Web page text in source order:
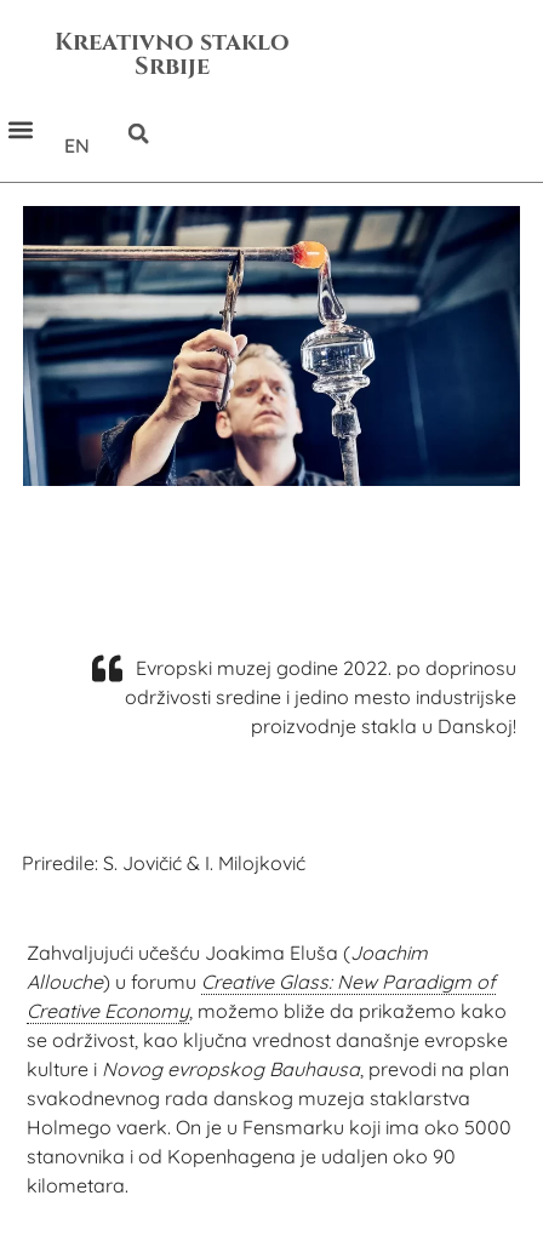
Kreativno staklo
Srbije
EN
Evropski muzej godine 2022. po doprinosu
održivosti sredine i jedino mesto industrijske
proizvodnje stakla u Danskoj!
Priredile: S. Jovičić & I. Milojković
Zahvaljujući učešću Joakima Eluša (Joachim
Allouche) u forumu Creative Glass: New Paradigm of
Creative Economy, možemo bliže da prikažemo kako
se održivost, kao ključna vrednost današnje evropske
kulture i Novog evropskog Bauhausa, prevodi na plan
svakodnevnog rada danskog muzeja staklarstva
Holmego vaerk. On je u Fensmarku koji ima oko 5000
stanovnika i od Kopenhagena je udaljen oko 90
kilometara.